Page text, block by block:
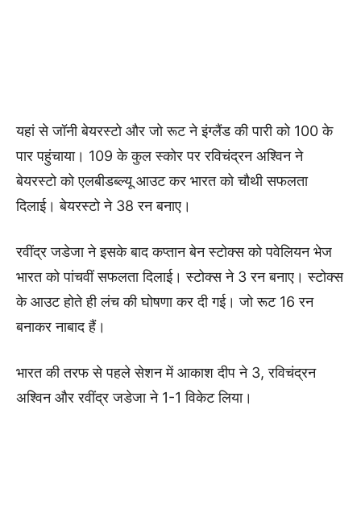
यहां से जॉनी बेयरस्टो और जो रूट ने इंग्लैंड की पारी को 100 के
पार पहुंचाया। 109 के कुल स्कोर पर रविचंद्रन अश्विन ने
बेयरस्टो को एलबीडब्ल्यू आउट कर भारत को चौथी सफलता
दिलाई। बेयरस्टो ने 38 रन बनाए।
रवींद्र जडेजा ने इसके बाद कप्तान बेन स्टोक्स को पवेलियन भेज
भारत को पांचवीं सफलता दिलाई। स्टोक्स ने 3 रन बनाए। स्टोक्स
के आउट होते ही लंच की घोषणा कर दी गई। जो रूट 16 रन
बनाकर नाबाद हैं।
भारत की तरफ से पहले सेशन में आकाश दीप ने 3, रविचंद्रन
अश्विन और रवींद्र जडेजा ने 1-1 विकेट लिया।